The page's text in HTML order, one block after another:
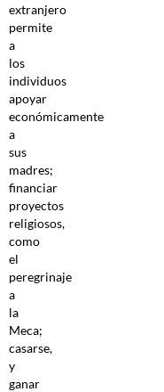
extranjero
permite
a
los
individuos
apoyar
económicamente
a
sus
madres;
financiar
proyectos
religiosos,
como
el
peregrinaje
a
la
Meca;
casarse,
y
ganar